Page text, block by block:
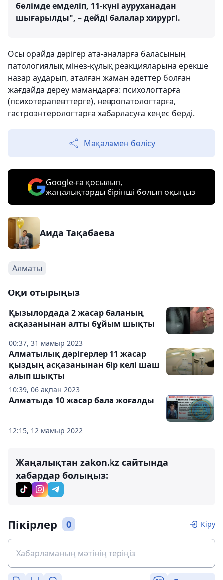
бөлімде емделіп, 11-күні ауруханадан
шығарылды", – дейді балалар хирургі.
Осы орайда дәрігер ата-аналарға баласының
патологиялық мінез-құлық реакцияларына ерекше
назар аударып, аталған жаман әдеттер болған
жағдайда дереу мамандарға: психологтарға
(психотерапевттерге), невропатологтарға,
гастроэнтерологтарға хабарласуға кеңес берді.
Мақаламен бөлісу
Google-ға қосылып,
жаңалықтарды бірінші болып оқыңыз
Аида Тақабаева
Алматы
Оқи отырыңыз
00:37, 31 мамыр 2023
Қызылордада 2 жасар баланың
асқазанынан алты бұйым шықты
10:39, 06 ақпан 2023
Алматылық дәрігерлер 11 жасар
қыздың асқазанынан бір келі шаш
алып шықты
12:15, 12 мамыр 2022
Алматыда 10 жасар бала жоғалды
Жаңалықтан zakon.kz сайтында
хабардар болыңыз:
Пікірлер 0 Кіру